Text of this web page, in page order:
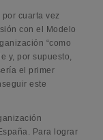
cuarta vez
con el Modelo
“como
y, por supuesto,
el primer
este
Para lograr